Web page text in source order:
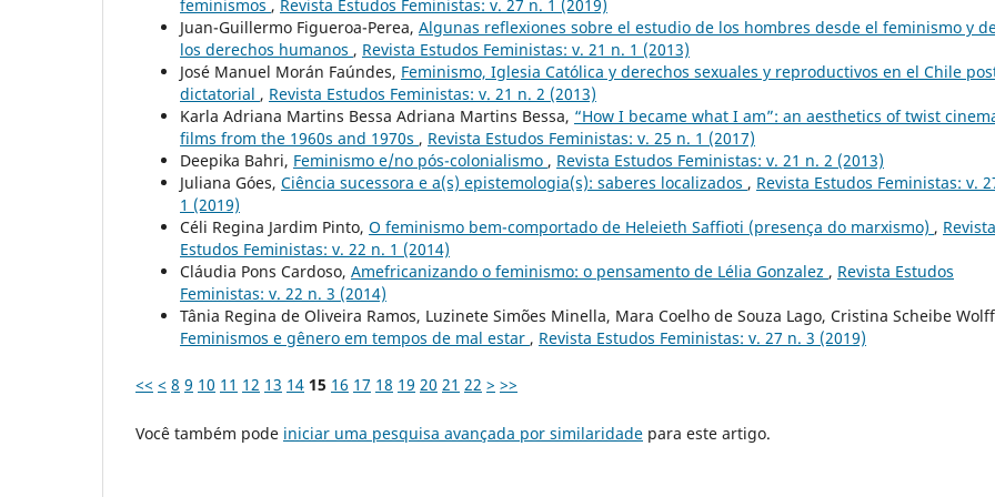
feminismos , Revista Estudos Feministas: v. 27 n. 1 (2019)
Juan-Guillermo Figueroa-Perea, Algunas reflexiones sobre el estudio de los hombres desde el feminismo y
los derechos humanos , Revista Estudos Feministas: v. 21 n. 1 (2013)
José Manuel Morán Faúndes, Feminismo, Iglesia Católica y derechos sexuales y reproductivos en el Chile
dictatorial , Revista Estudos Feministas: v. 21 n. 2 (2013)
Karla Adriana Martins Bessa Adriana Martins Bessa, “How I became what I am”: an aesthetics of twist
films from the 1960s and 1970s , Revista Estudos Feministas: v. 25 n. 1 (2017)
Deepika Bahri, Feminismo e/no pós-colonialismo , Revista Estudos Feministas: v. 21 n. 2 (2013)
Juliana Góes, Ciência sucessora e a(s) epistemologia(s): saberes localizados , Revista Estudos Feministas: v.
1 (2019)
Céli Regina Jardim Pinto, O feminismo bem-comportado de Heleieth Saffioti (presença do marxismo) , Revista
Estudos Feministas: v. 22 n. 1 (2014)
Cláudia Pons Cardoso, Amefricanizando o feminismo: o pensamento de Lélia Gonzalez , Revista Estudos
Feministas: v. 22 n. 3 (2014)
Tânia Regina de Oliveira Ramos, Luzinete Simões Minella, Mara Coelho de Souza Lago, Cristina Scheibe
Feminismos e gênero em tempos de mal estar , Revista Estudos Feministas: v. 27 n. 3 (2019)
<< < 8 9 10 11 12 13 14 15 16 17 18 19 20 21 22 > >>
Você também pode iniciar uma pesquisa avançada por similaridade para este artigo.